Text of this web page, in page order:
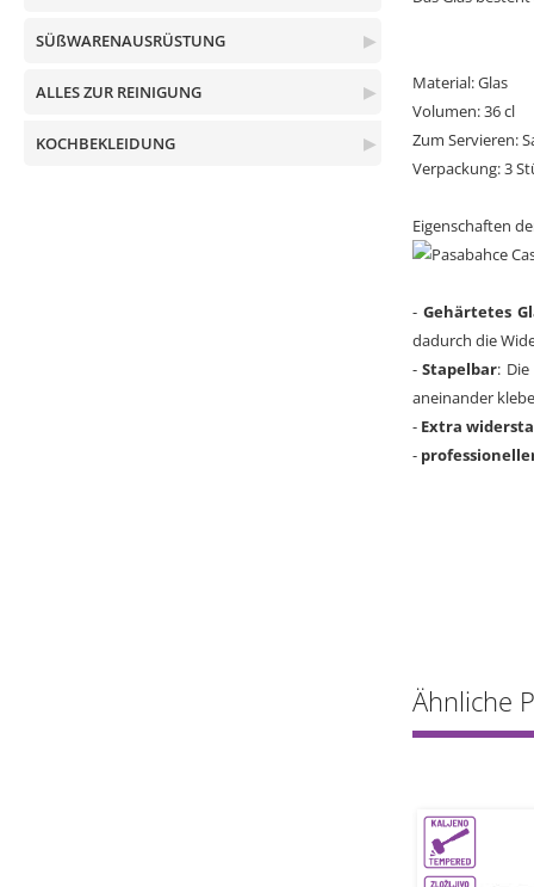
▶
SÜßWARENAUSRÜSTUNG
▶
ALLES ZUR REINIGUNG
▶
KOCHBEKLEIDUNG
Material: Glas
Volumen: 36 cl
Zum Servieren:
Verpackung: 3
Eigenschaften
- Gehärtetes
dadurch die
-Stapelbar:
aneinander
- Extra
-
Ähnliche